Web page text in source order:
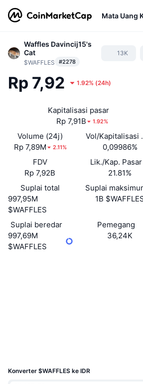
Mata Uang
Waffles Davincij15's
Cat
$WAFFLES #2278
13K
Rp 7,92 1.92% (24h)
Kapitalisasi pasar
Rp 7,91B
1.92%
Volume (24j)
Rp 7,89M
2.11%
Vol/Kapitalisasi
0,09986%
FDV
Rp 7,92B
Lik./Kap. Pasar
21.81%
Suplai total
997,95M
$WAFFLES
Suplai
1B
Suplai beredar
997,69M
$WAFFLES
Pemegang
36,24K
Konverter $WAFFLES ke IDR